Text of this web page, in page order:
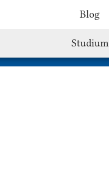
Blog
Studium